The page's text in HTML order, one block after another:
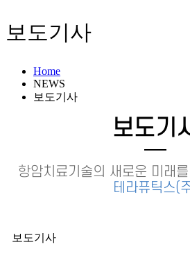
보도기사
Home
NEWS
보도기사
보도기
항암치료기술의 새로운 미래
테라퓨틱스(
보도기사